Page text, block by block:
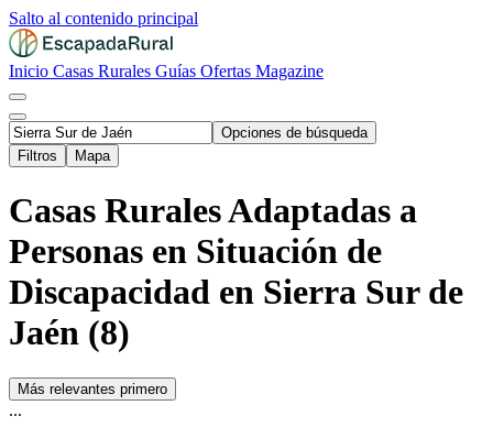
Salto al contenido principal
Inicio Casas Rurales Guías Ofertas Magazine
Opciones de búsqueda
Filtros
Mapa
Casas Rurales Adaptadas a
Personas en Situación de
Discapacidad en Sierra Sur de
Jaén (8)
Más relevantes primero
...